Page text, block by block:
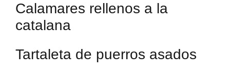
Calamares rellenos a la
catalana
Tartaleta de puerros asados